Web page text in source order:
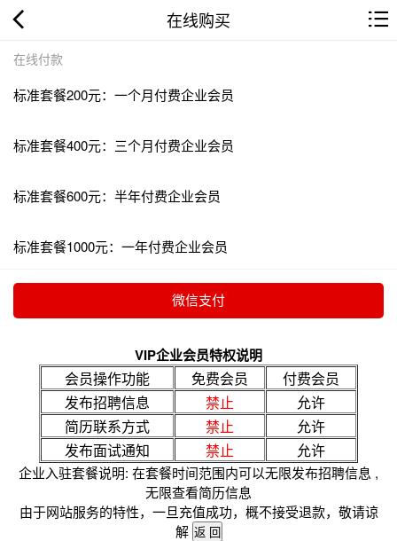
在线购买
在线付款
标准套餐200元：一个月付费企业会员
标准套餐400元：三个月付费企业会员
标准套餐600元：半年付费企业会员
标准套餐1000元：一年付费企业会员
VIP企业会员特权说明
会员操作功能 免费会员
付费会员
发布招聘信息
禁止
允许
简历联系方式
禁止
允许
发布面试通知
禁止 允许
企业入驻套餐说明: 在套餐时间范围内可以无限发布招聘信息 ,
无限查看简历信息
由于网站服务的特性，一旦充值成功，概不接受退款，敬请谅
解